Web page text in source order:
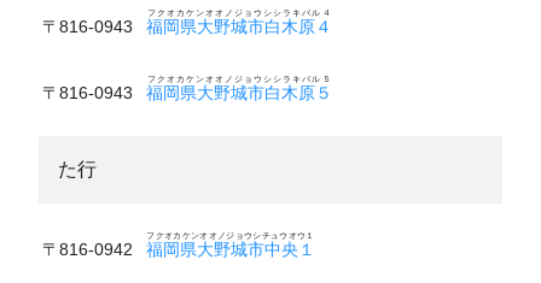
〒816-0943 福岡県大野城市白木原４
フクオカケンオオノジョウシシラキバル４
〒816-0943 福岡県大野城市白木原５
フクオカケンオオノジョウシシラキバル５
た行
〒816-0942 福岡県大野城市中央１
フクオカケンオオノジョウシチュウオウ１